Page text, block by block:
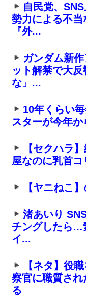
自民党、
勢力による不
『外...
ガンダム新
ット解禁で大
な」...
10年くらい
スターが今年
【セクハラ
屋なのに乳首コ
【ヤニねこ
渚あいり
チングしたら…
イ...
【ネタ】役
察官に職質さ
る